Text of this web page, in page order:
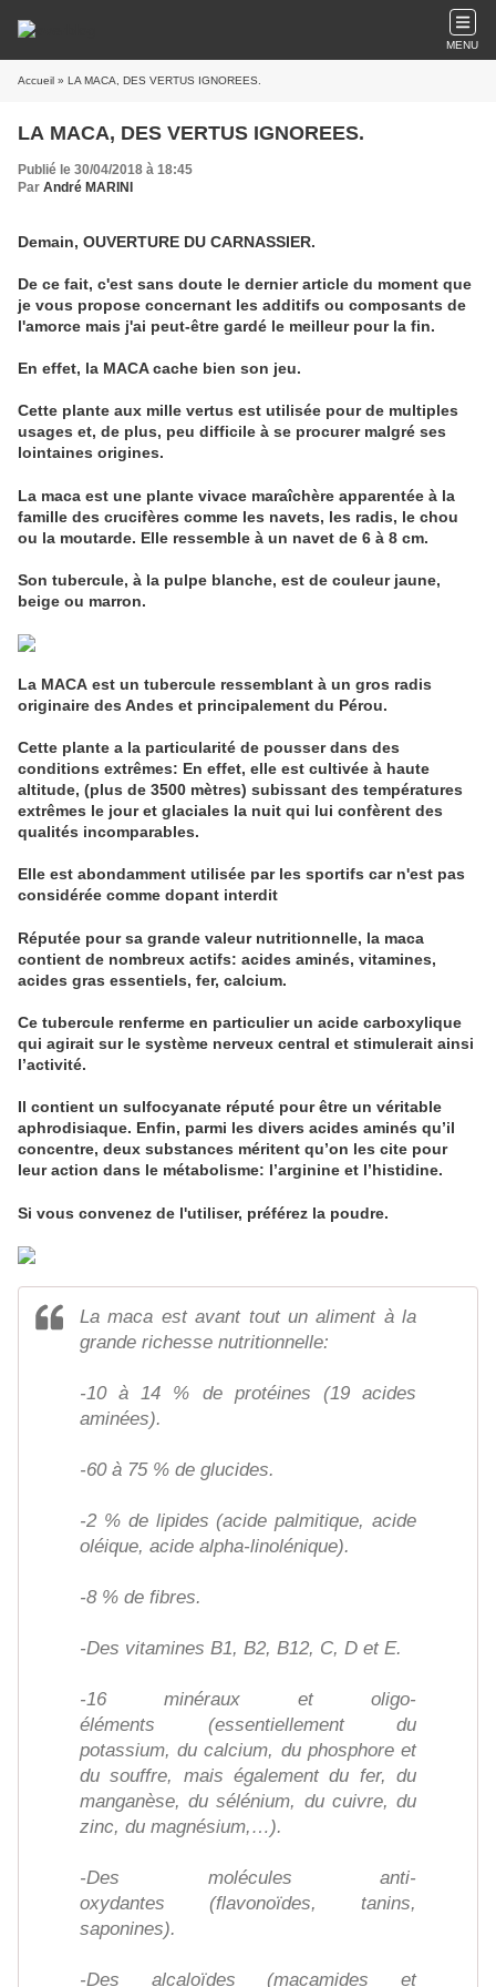
MENU
Accueil » LA MACA, DES VERTUS IGNOREES.
LA MACA, DES VERTUS IGNOREES.
Publié le 30/04/2018 à 18:45
Par André MARINI
Demain, OUVERTURE DU CARNASSIER.
De ce fait, c'est sans doute le dernier article du moment que
je vous propose concernant les additifs ou composants de
l'amorce mais j'ai peut-être gardé le meilleur pour la fin.
En effet, la MACA cache bien son jeu.
Cette plante aux mille vertus est utilisée pour de multiples
usages et, de plus, peu difficile à se procurer malgré ses
lointaines origines.
La maca est une plante vivace maraîchère apparentée à la
famille des crucifères comme les navets, les radis, le chou
ou la moutarde. Elle ressemble à un navet de 6 à 8 cm.
Son tubercule, à la pulpe blanche, est de couleur jaune,
beige ou marron.
La MACA est un tubercule ressemblant à un gros radis
originaire des Andes et principalement du Pérou.
Cette plante a la particularité de pousser dans des
conditions extrêmes: En effet, elle est cultivée à haute
altitude, (plus de 3500 mètres) subissant des températures
extrêmes le jour et glaciales la nuit qui lui confèrent des
qualités incomparables.
Elle est abondamment utilisée par les sportifs car n'est pas
considérée comme dopant interdit
Réputée pour sa grande valeur nutritionnelle, la maca
contient de nombreux actifs: acides aminés, vitamines,
acides gras essentiels, fer, calcium.
Ce tubercule renferme en particulier un acide carboxylique
qui agirait sur le système nerveux central et stimulerait ainsi
l’activité.
Il contient un sulfocyanate réputé pour être un véritable
aphrodisiaque. Enfin, parmi les divers acides aminés qu’il
concentre, deux substances méritent qu’on les cite pour
leur action dans le métabolisme: l’arginine et l’histidine.
Si vous convenez de l'utiliser, préférez la poudre.
La maca est avant tout un aliment à la
grande richesse nutritionnelle:
-10 à 14 % de protéines (19 acides
aminées).
-60 à 75 % de glucides.
-2 % de lipides (acide palmitique, acide
oléique, acide alpha-linolénique).
-8 % de fibres.
-Des vitamines B1, B2, B12, C, D et E.
-16 minéraux et oligo-
éléments (essentiellement du
potassium, du calcium, du phosphore et
du souffre, mais également du fer, du
manganèse, du sélénium, du cuivre, du
zinc, du magnésium,…).
-Des molécules anti-
oxydantes (flavonoïdes, tanins,
saponines).
-Des alcaloïdes (macamides et